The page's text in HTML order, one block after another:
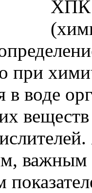
ХПК
при
в воде
важным